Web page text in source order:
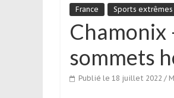
sportif
qui
s’adresse
aux
ponctuels
France Sports extrêmes
Chamonix
sommets
Publié le 18 juillet 2022 /